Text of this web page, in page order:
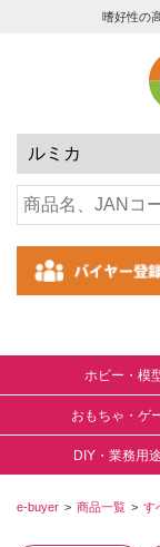
嗜好性の
ホビー・模
おもちゃ・ゲ
DIY・業務用
e-buyer 商品一覧 す